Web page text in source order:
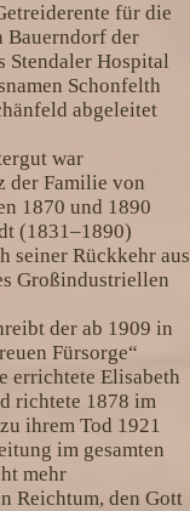
für die
Bauerndorf der
Stendaler Hospital
Schonfelth
abgeleitet
war
der Familie von
1870 und 1890
(1831–1890)
seiner Rückkehr aus
Großindustriellen
der ab 1909 in
Fürsorge“
errichtete Elisabeth
richtete 1878 im
ihrem Tod 1921
im gesamten
mehr
Reichtum, den Gott